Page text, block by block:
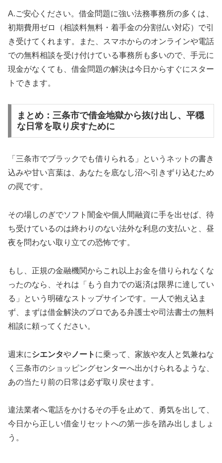
A.ご安心ください。借金問題に強い法務事務所の多くは、
初期費用ゼロ（相談料無料・着手金の分割払い対応）で引
き受けてくれます。また、スマホからのオンラインや電話
での無料相談を受け付けている事務所も多いので、手元に
現金がなくても、借金問題の解決は今日からすぐにスター
トできます。
まとめ：三条市で借金地獄から抜け出し、平穏
な日常を取り戻すために
「三条市でブラックでも借りられる」というネットの書き
込みや甘い言葉は、あなたを底なし沼へ引きずり込むため
の罠です。
その場しのぎでソフト闇金や個人間融資に手を出せば、待
ち受けているのは終わりのない法外な利息の支払いと、昼
夜を問わない取り立ての恐怖です。
もし、正規の金融機関からこれ以上お金を借りられなくな
ったのなら、それは「もう自力での返済は限界に達してい
る」という明確なストップサインです。一人で抱え込ま
ず、まずは借金解決のプロである弁護士や司法書士の無料
相談に頼ってください。
週末にシエンタや ノート に乗って、家族や友人と気兼ねな
く三条市のショッピングセンターへ出かけられるような、
あの当たり前の日常は必ず取り戻せます。
違法業者へ電話をかけるその手を止めて、勇気を出して、
今日から正しい借金リセットへの第一歩を踏み出しましょ
う。